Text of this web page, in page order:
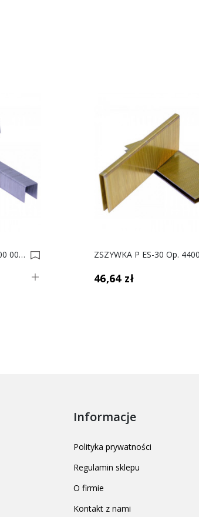
ZSZYWKA P A-10 Op.17500 0001208
46,64 zł
Informacje
Polityka prywatności
Regulamin sklepu
O firmie
Kontakt z nami